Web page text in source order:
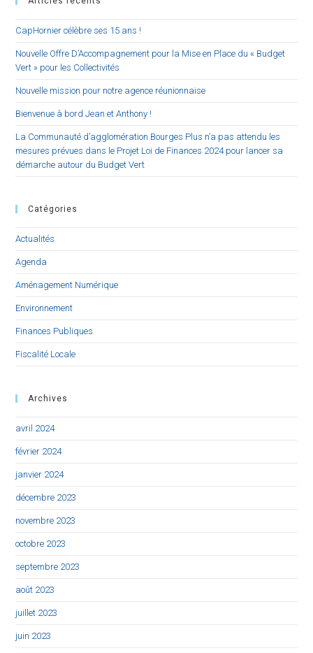
CapHornier célèbre ses 15 ans !
Nouvelle Offre D’Accompagnement pour la Mise en Place du « Budget
Vert » pour les Collectivités
Nouvelle mission pour notre agence réunionnaise
Bienvenue à bord Jean et Anthony !
La Communauté d’agglomération Bourges Plus n’a pas attendu les
mesures prévues dans le Projet Loi de Finances 2024 pour lancer sa
démarche autour du Budget Vert
Catégories
Actualités
Agenda
Aménagement Numérique
Environnement
Finances Publiques
Fiscalité Locale
Archives
avril 2024
février 2024
janvier 2024
décembre 2023
novembre 2023
octobre 2023
septembre 2023
août 2023
juillet 2023
juin 2023